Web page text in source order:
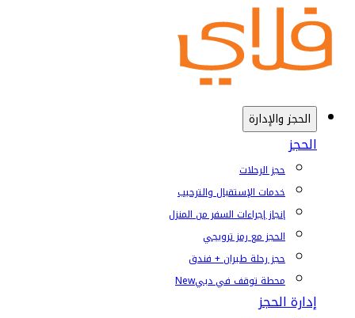
الحجز والإدارة
الحجز
حجز الرحلات
خدمات الإستقبال والترحيب
إنجاز إجراءات السفر من المنزل
الحجز مع رمز ترويجي
حجز رحلة طيران + فندق
محطة توقف في دبيNew
إدارة الحجز